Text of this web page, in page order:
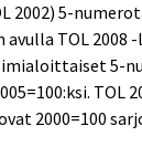
2002) 5-
TOL 2008
5-
TOL
2000=100